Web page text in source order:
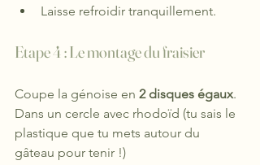
Laisse refroidir tranquillement.
Etape 4 : Le montage du fraisier
Coupe la génoise en 2 disques égaux.
Dans un cercle avec rhodoïd (tu sais le
plastique que tu mets autour du
gâteau pour tenir !)